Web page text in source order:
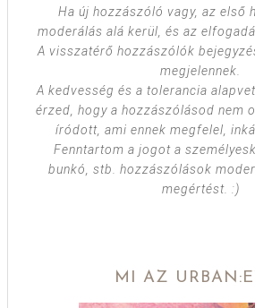
Ha új hozzászóló vagy, az első
moderálás alá kerül, és az
A visszatérő hozzászólók
megjelennek.
A kedvesség és a tolerancia
érzed, hogy a hozzászólásod nem
íródott, ami ennek megfelel,
Fenntartom a jogot a
bunkó, stb. hozzászólások
megértést. :)
MI AZ